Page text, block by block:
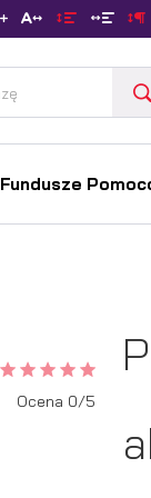
Fundusze
Ocena 0/5